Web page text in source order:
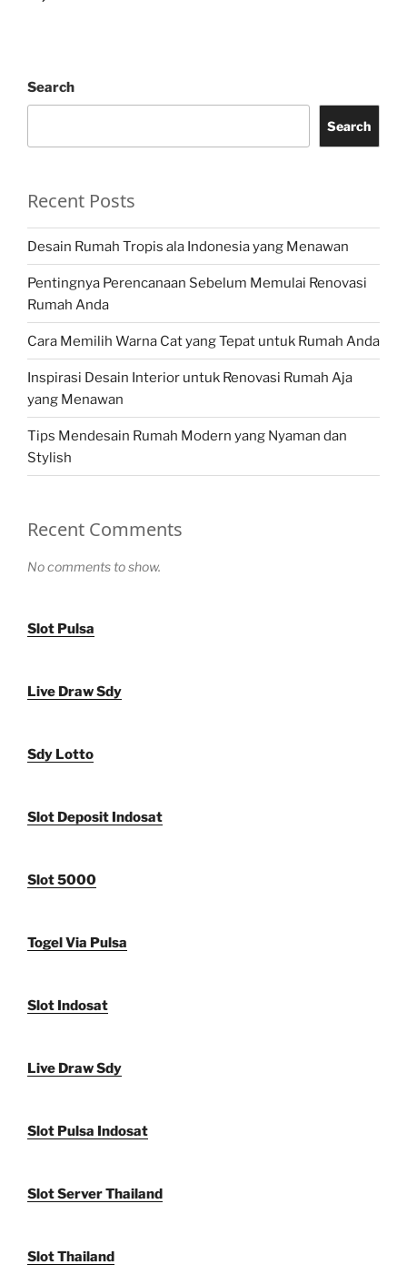
Search
Search
Recent Posts
Desain Rumah Tropis ala Indonesia yang Menawan
Pentingnya Perencanaan Sebelum Memulai Renovasi
Rumah Anda
Cara Memilih Warna Cat yang Tepat untuk Rumah Anda
Inspirasi Desain Interior untuk Renovasi Rumah Aja
yang Menawan
Tips Mendesain Rumah Modern yang Nyaman dan
Stylish
Recent Comments
No comments to show.
Slot Pulsa
Live Draw Sdy
Sdy Lotto
Slot Deposit Indosat
Slot 5000
Togel Via Pulsa
Slot Indosat
Live Draw Sdy
Slot Pulsa Indosat
Slot Server Thailand
Slot Thailand